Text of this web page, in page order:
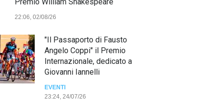
22:06, 02/08/26
"Il Passaporto di Fausto
Angelo Coppi" il Premio
Internazionale, dedicato a
Giovanni Iannelli
EVENTI
23:24, 24/07/26